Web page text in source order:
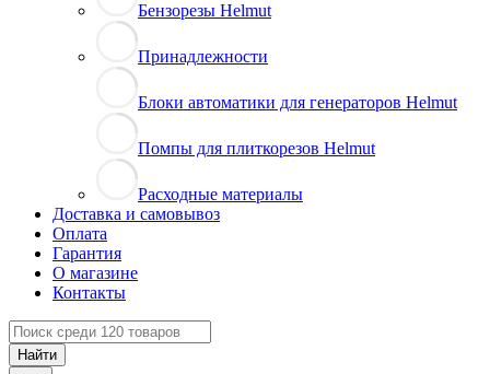
Бензорезы Helmut
Принадлежности
Блоки автоматики для генераторов Helmut
Помпы для плиткорезов Helmut
Расходные материалы
Доставка и самовывоз
Оплата
Гарантия
О магазине
Контакты
Найти